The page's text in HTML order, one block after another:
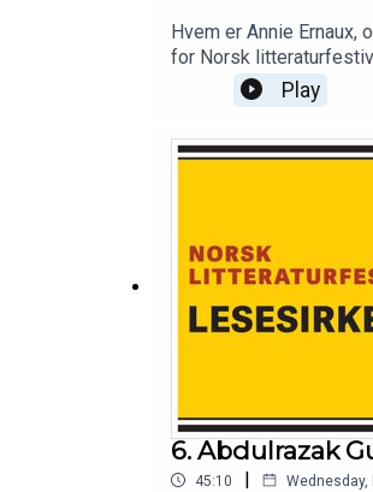
Hvem er Annie
for Norsk
Play
6. Abdulrazak
45:10 | Wednesday,